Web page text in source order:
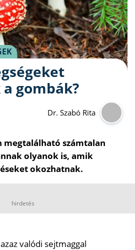
gombák?
Dr. Szabó Rita
számtalan
olyanok is, amik
okozhatnak.
hirdetés
valódi sejtmaggal